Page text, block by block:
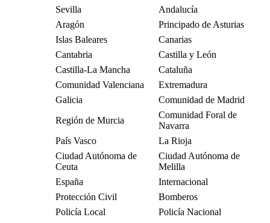
Sevilla
Andalucía
Aragón
Principado de Asturias
Islas Baleares
Canarias
Cantabria
Castilla y León
Castilla-La Mancha
Cataluña
Comunidad Valenciana
Extremadura
Galicia
Comunidad de Madrid
Región de Murcia
Comunidad Foral de
Navarra
País Vasco
La Rioja
Ciudad Autónoma de
Ceuta
Ciudad Autónoma de
Melilla
España
Internacional
Protección Civil
Bomberos
Policía Local
Policía Nacional